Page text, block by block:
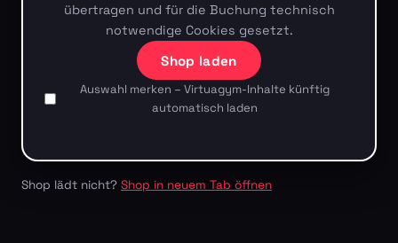
übertragen und für die Buchung technisch
notwendige Cookies gesetzt.
Shop laden
Auswahl merken – Virtuagym-Inhalte künftig
automatisch laden
Shop lädt nicht? Shop in neuem Tab öffnen